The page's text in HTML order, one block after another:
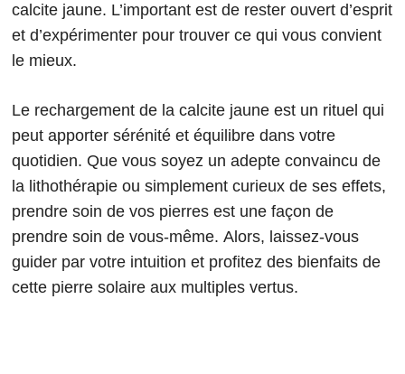
calcite jaune. L’important est de rester ouvert d’esprit
et d’expérimenter pour trouver ce qui vous convient
le mieux.
Le rechargement de la calcite jaune est un rituel qui
peut apporter sérénité et équilibre dans votre
quotidien. Que vous soyez un adepte convaincu de
la lithothérapie ou simplement curieux de ses effets,
prendre soin de vos pierres est une façon de
prendre soin de vous-même. Alors, laissez-vous
guider par votre intuition et profitez des bienfaits de
cette pierre solaire aux multiples vertus.